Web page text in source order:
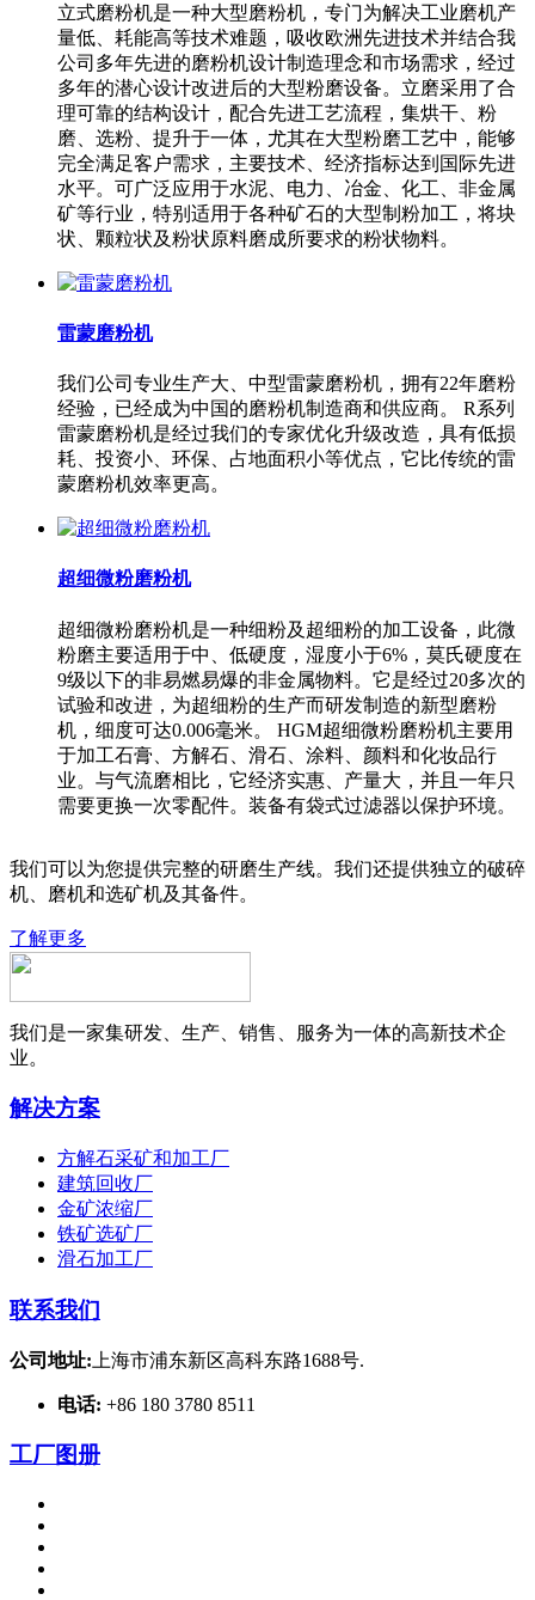
立式磨粉机是一种大型磨粉机，专门为解决工业磨机产
量低、耗能高等技术难题，吸收欧洲先进技术并结合我
公司多年先进的磨粉机设计制造理念和市场需求，经过
多年的潜心设计改进后的大型粉磨设备。立磨采用了合
理可靠的结构设计，配合先进工艺流程，集烘干、粉
磨、选粉、提升于一体，尤其在大型粉磨工艺中，能够
完全满足客户需求，主要技术、经济指标达到国际先进
水平。可广泛应用于水泥、电力、冶金、化工、非金属
矿等行业，特别适用于各种矿石的大型制粉加工，将块
状、颗粒状及粉状原料磨成所要求的粉状物料。
雷蒙磨粉机
我们公司专业生产大、中型雷蒙磨粉机，拥有22年磨粉
经验，已经成为中国的磨粉机制造商和供应商。 R系列
雷蒙磨粉机是经过我们的专家优化升级改造，具有低损
耗、投资小、环保、占地面积小等优点，它比传统的雷
蒙磨粉机效率更高。
超细微粉磨粉机
超细微粉磨粉机是一种细粉及超细粉的加工设备，此微
粉磨主要适用于中、低硬度，湿度小于6%，莫氏硬度在
9级以下的非易燃易爆的非金属物料。它是经过20多次的
试验和改进，为超细粉的生产而研发制造的新型磨粉
机，细度可达0.006毫米。 HGM超细微粉磨粉机主要用
于加工石膏、方解石、滑石、涂料、颜料和化妆品行
业。与气流磨相比，它经济实惠、产量大，并且一年只
需要更换一次零配件。装备有袋式过滤器以保护环境。
我们可以为您提供完整的研磨生产线。我们还提供独立的破碎
机、磨机和选矿机及其备件。
了解更多
我们是一家集研发、生产、销售、服务为一体的高新技术企
业。
解决方案
方解石采矿和加工厂
建筑回收厂
金矿浓缩厂
铁矿选矿厂
滑石加工厂
联系我们
公司地址: 上海市浦东新区高科东路1688号.
电话: +86 180 3780 8511
工厂图册